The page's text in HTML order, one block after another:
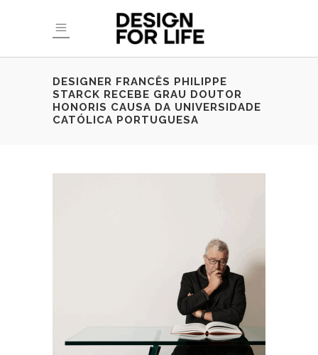
DESIGNER FRANCÊS PHILIPPE
STARCK RECEBE GRAU DOUTOR
HONORIS CAUSA DA UNIVERSIDADE
CATÓLICA PORTUGUESA